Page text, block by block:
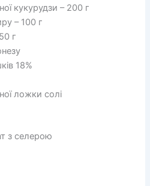
кукурудзи – 200 г
– 100 г
г
18%
ложки солі
з селерою